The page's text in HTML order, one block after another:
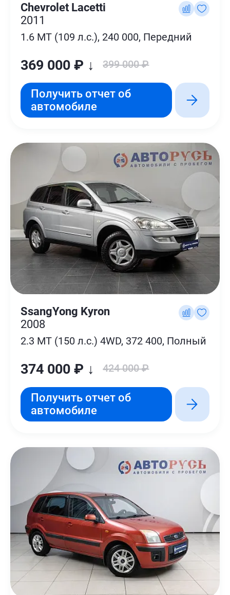
Chevrolet Lacetti
2011
1.6 MT (109 л.с.), 240 000, Передний
369 000 ₽ ↓ 399 000 ₽
Получить отчет об
автомобиле
SsangYong Kyron
2008
2.3 MT (150 л.с.) 4WD, 372 400, Полный
374 000 ₽ ↓ 424 000 ₽
Получить отчет об
автомобиле